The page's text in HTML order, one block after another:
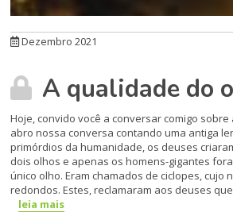
Dezembro 2021
A qualidade do
Hoje, convido você a conversar comigo sobre
abro nossa conversa contando uma antiga
primórdios da humanidade, os deuses
dois olhos e apenas os homens-gigantes
único olho. Eram chamados de ciclopes, cujo
redondos. Estes, reclamaram aos deuses
leia mais